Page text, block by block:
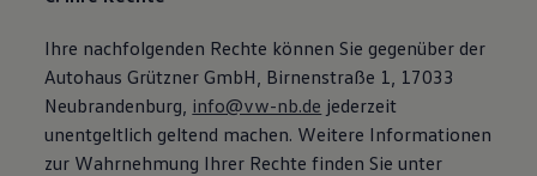
Ihre nachfolgenden Rechte können Sie gegenüber der
Autohaus Grützner GmbH, Birnenstraße 1, 17033
Neubrandenburg, info@vw-nb.de jederzeit
unentgeltlich geltend machen. Weitere Informationen
zur Wahrnehmung Ihrer Rechte finden Sie unter